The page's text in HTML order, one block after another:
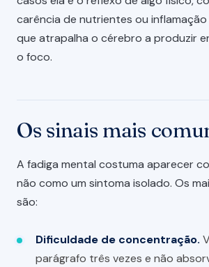
carência de nutrientes ou
que atrapalha o cérebro a produzir
o foco.
Os sinais mais
A fadiga mental costuma aparecer
não como um sintoma isolado. Os
são:
Dificuldade de concentração.
parágrafo três vezes e não